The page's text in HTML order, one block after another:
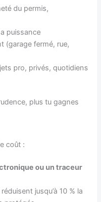
du permis,
puissance
(garage fermé, rue,
pro, privés, quotidiens
plus tu gagnes
coût :
ou un traceur
jusqu’à 10 % la